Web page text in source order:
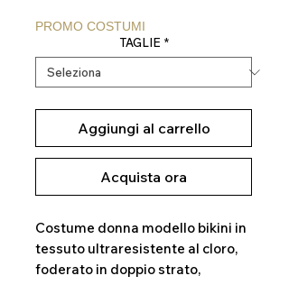
PROMO COSTUMI
TAGLIE *
Aggiungi al carrello
Acquista ora
Costume donna modello bikini in
tessuto ultraresistente al cloro,
foderato in doppio strato,